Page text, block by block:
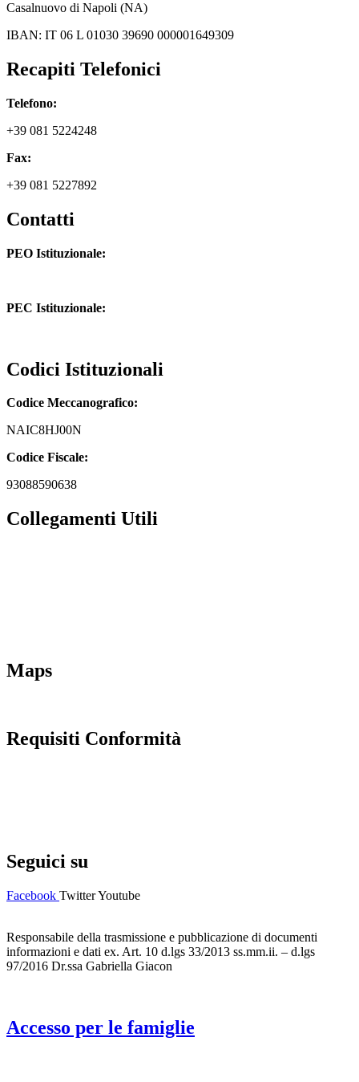
Casalnuovo di Napoli (NA)
IBAN: IT 06 L 01030 39690 000001649309
Recapiti Telefonici
Telefono:
+39 081 5224248
Fax:
+39 081 5227892
Contatti
PEO Istituzionale:
PEC Istituzionale:
Codici Istituzionali
Codice Meccanografico:
NAIC8HJ00N
Codice Fiscale:
93088590638
Collegamenti Utili
Maps
Requisiti Conformità
Seguici su
Facebook TwitterYoutube
Responsabile della trasmissione e pubblicazione di documenti
informazioni e dati ex. Art. 10 d.lgs 33/2013 ss.mm.ii. – d.lgs
97/2016 Dr.ssa Gabriella Giacon
Accesso per le famiglie